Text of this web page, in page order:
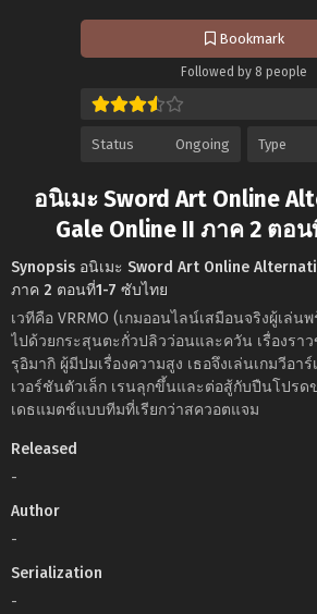
Bookmark
Followed by 8 people
Status Ongoing Type
อนิเมะ Sword Art Online
Gale Online II ภาค 2 ตอ
Synopsis อนิเมะ Sword Art Online
ภาค 2 ตอนที่1-7 ซับไทย
เวทีคือ VRRMO (เกมออนไลน์เสมือนจริงผู้เล่
ไปด้วยกระสุนตะกั่วปลิวว่อนและควัน เรื่องรา
รุอิมากิ ผู้มีปมเรื่องความสูง เธอจึงเล่นเกมวีอา
เวอร์ชันตัวเล็ก เรนลุกขึ้นและต่อสู้กับปืนโปรด
เดธแมตช์แบบทีมที่เรียกว่าสควอตแจม
Released
-
Author
-
Serialization
-